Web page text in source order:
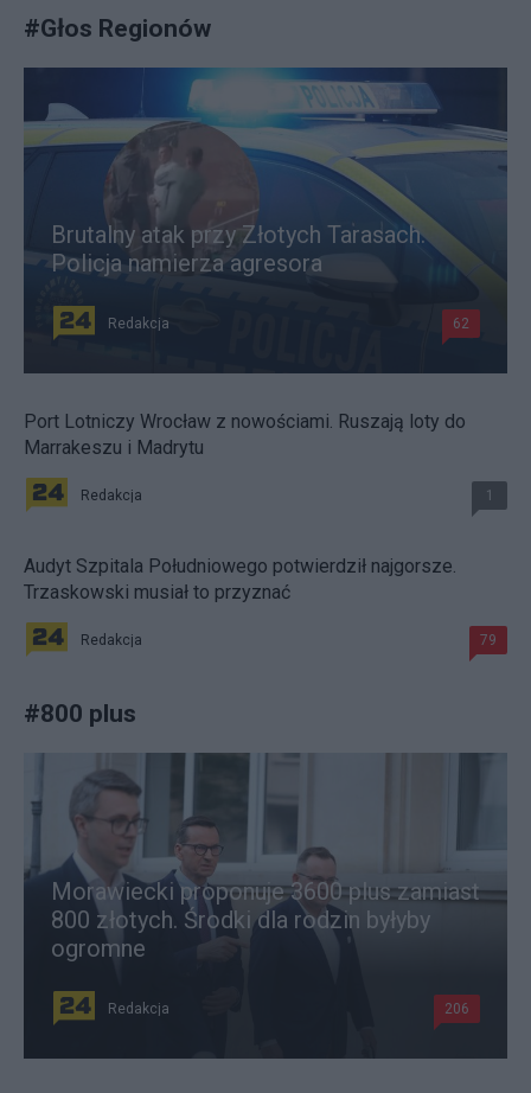
#Głos Regionów
Brutalny atak przy Złotych Tarasach.
Policja namierza agresora
Redakcja 62
Port Lotniczy Wrocław z nowościami. Ruszają loty do
Marrakeszu i Madrytu
Redakcja 1
Audyt Szpitala Południowego potwierdził najgorsze.
Trzaskowski musiał to przyznać
Redakcja 79
#800 plus
Morawiecki proponuje 3600 plus zamiast
800 złotych. Środki dla rodzin byłyby
ogromne
Redakcja 206